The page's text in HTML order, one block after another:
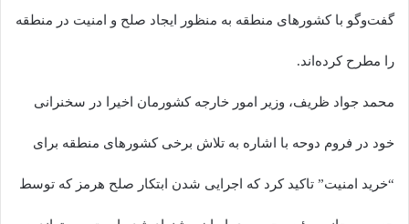
گفت‌وگو با کشورهای منطقه به منظور ایجاد صلح و امنیت در منطقه
را مطرح کرده‌اند.
محمد جواد ظریف، وزیر امور خارجه کشورمان اخیرا در سخنرانی
خود در فروم دوحه با اشاره به تلاش برخی کشورهای منطقه برای
“خرید امنیت” تاکید کرد که اجرایی شدن ابتکار صلح هرمز که توسط